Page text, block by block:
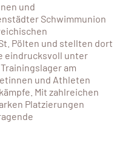
und
Schwimmunion
Pölten und stellten dort
eindrucksvoll unter
am
und Athleten
Mit zahlreichen
Platzierungen